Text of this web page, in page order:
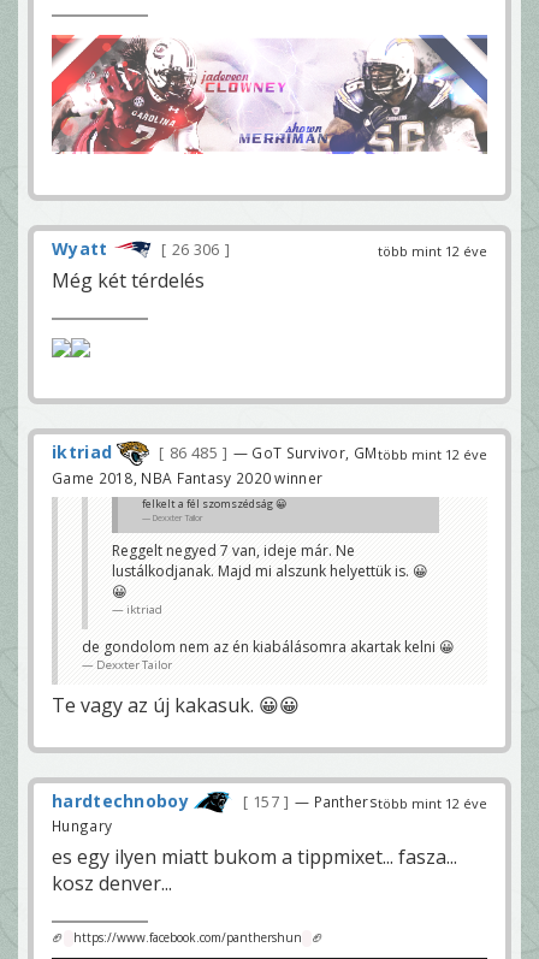
több mint 12 éve
Wyatt 26 306
Még két térdelés
több mint 12 éve
iktriad 86 485
— GoT Survivor, GM
Game 2018, NBA Fantasy 2020 winner
felkelt a fél szomszédság 😀
Dexxter Tailor
Reggelt negyed 7 van, ideje már. Ne
lustálkodjanak. Majd mi alszunk helyettük is. 😀
😀
iktriad
de gondolom nem az én kiabálásomra akartak kelni 😀
Dexxter Tailor
Te vagy az új kakasuk. 😀😀
több mint 12 éve
hardtechnoboy 157
— Panthers
Hungary
es egy ilyen miatt bukom a tippmixet... fasza...
kosz denver...
🏈 https://www.facebook.com/panthershun 🏈